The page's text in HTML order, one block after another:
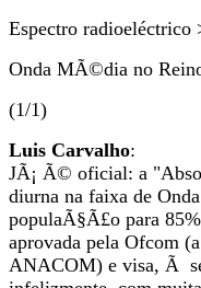
Espectro radioeléctrico
Onda MÃ©dia no
(1/1)
Luis Carvalho:
JÃ¡ Ã© oficial: a
diurna na faixa de
populaÃ§Ã£o para
aprovada pela Ofcom
ANACOM) e visa, Ã